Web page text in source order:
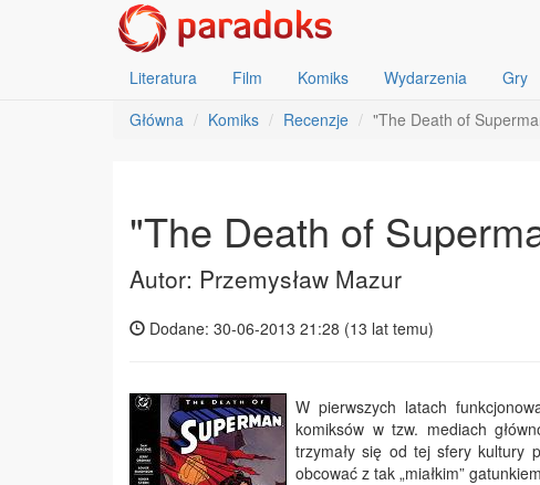
Literatura Film Komiks Wydarzenia Gry
Główna
Komiks Recenzje "The Death of
"The Death of
Autor: Przemysław Mazur
Dodane: 30-06-2013 21:28 (13 lat temu)
W pierwszych latach
komiksów w tzw. mediach
trzymały się od tej sfery kultury
obcować z tak „miałkim”